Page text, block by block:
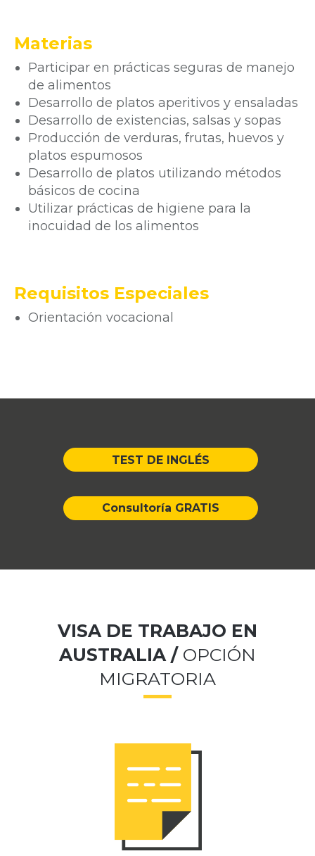
Materias
Participar en prácticas seguras de manejo
de alimentos
Desarrollo de platos aperitivos y ensaladas
Desarrollo de existencias, salsas y sopas
Producción de verduras, frutas, huevos y
platos espumosos
Desarrollo de platos utilizando métodos
básicos de cocina
Utilizar prácticas de higiene para la
inocuidad de los alimentos
Requisitos Especiales
Orientación vocacional
TEST DE INGLÉS
Consultoría GRATIS
VISA DE TRABAJO EN
AUSTRALIA /OPCIÓN
MIGRATORIA